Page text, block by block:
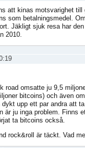
att kinas motsvarighet till
som betalningsmedel.
Jäkligt sjuk resa har
2010.
road omsatte ju 9,5
bitcoins) och även
dykt upp ett par andra att
är ju inga problem. Finns
ta bitcoins också.
rock&roll är täckt. Vad